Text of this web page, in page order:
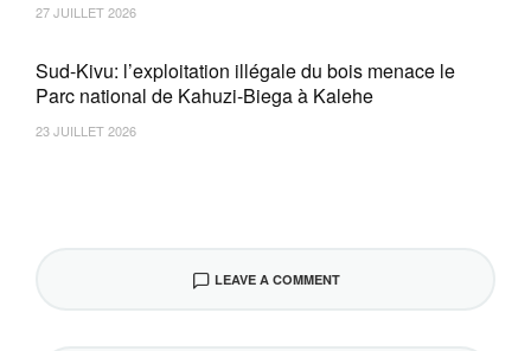
27 JUILLET 2026
Sud-Kivu: l’exploitation illégale du bois menace le
Parc national de Kahuzi-Biega à Kalehe
23 JUILLET 2026
LEAVE A COMMENT